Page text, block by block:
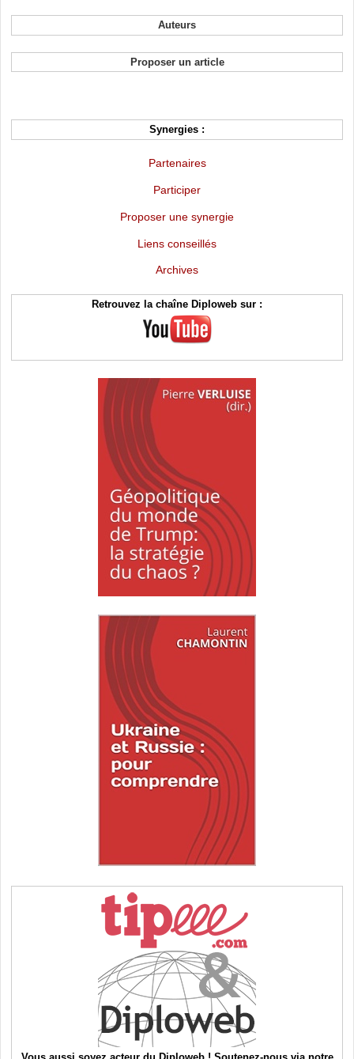
Auteurs
Proposer un article
Synergies :
Partenaires
Participer
Proposer une synergie
Liens conseillés
Archives
Retrouvez la chaîne Diploweb sur :